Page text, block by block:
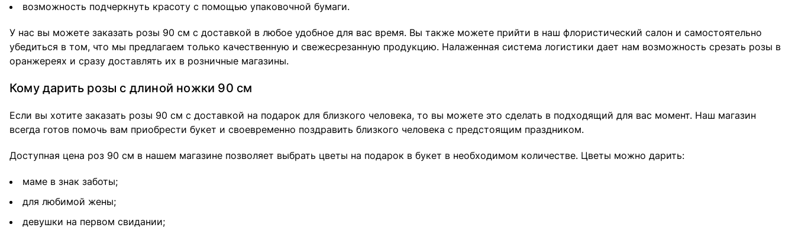
возможность подчеркнуть красоту с помощью упаковочной бумаги.
У нас вы можете заказать розы 90 см с доставкой в любое удобное для вас время. Вы также можете прийти в наш флористический салон и самостоятельно
убедиться в том, что мы предлагаем только качественную и свежесрезанную продукцию. Налаженная система логистики дает нам возможность срезать розы в
оранжереях и сразу доставлять их в розничные магазины.
Кому дарить розы с длиной ножки 90 см
Если вы хотите заказать розы 90 см с доставкой на подарок для близкого человека, то вы можете это сделать в подходящий для вас момент. Наш магазин
всегда готов помочь вам приобрести букет и своевременно поздравить близкого человека с предстоящим праздником.
Доступная цена роз 90 см в нашем магазине позволяет выбрать цветы на подарок в букет в необходимом количестве. Цветы можно дарить:
маме в знак заботы;
для любимой жены;
девушки на первом свидании;